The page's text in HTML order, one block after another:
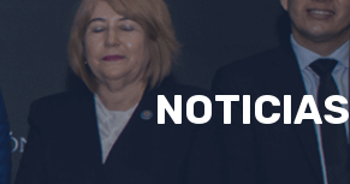
NOTICIAS